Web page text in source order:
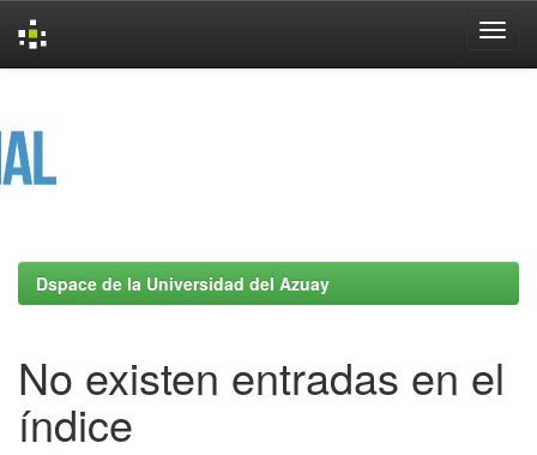
Dspace de la Universidad del Azuay
No existen entradas en el
índice